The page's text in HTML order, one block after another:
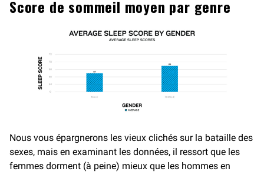
Score de sommeil moyen par genre
Nous vous épargnerons les vieux clichés sur la bataille des
sexes, mais en examinant les données, il ressort que les
femmes dorment (à peine) mieux que les hommes en